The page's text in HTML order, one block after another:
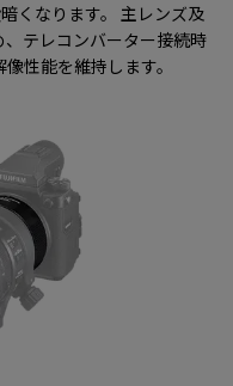
くなります。 主レンズ及
テレコンバーター接続時
性能を維持します。